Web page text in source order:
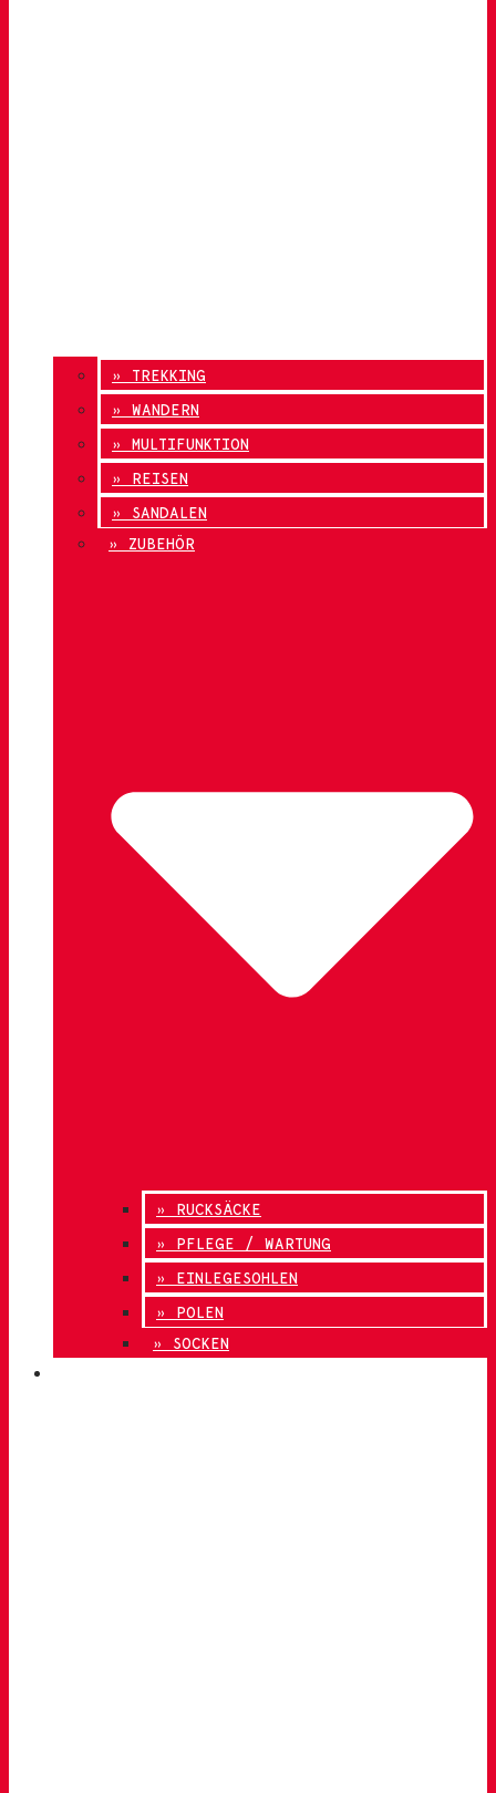
» TREKKING
» WANDERN
» MULTIFUNKTION
» REISEN
» SANDALEN
» ZUBEHÖR
» RUCKSÄCKE
» PFLEGE / WARTUNG
» EINLEGESOHLEN
» POLEN
» SOCKEN